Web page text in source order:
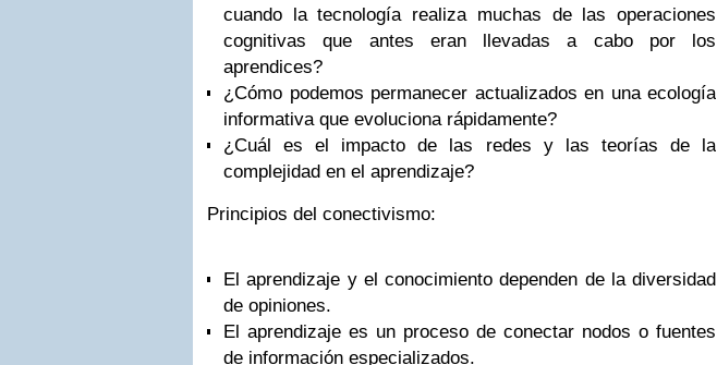
cuando la tecnología realiza muchas de las operaciones
cognitivas que antes eran llevadas a cabo por los
aprendices?
¿Cómo podemos permanecer actualizados en una ecología
informativa que evoluciona rápidamente?
¿Cuál es el impacto de las redes y las teorías de la
complejidad en el aprendizaje?
Principios del conectivismo:
El aprendizaje y el conocimiento dependen de la diversidad
de opiniones.
El aprendizaje es un proceso de conectar nodos o fuentes
de información especializados.